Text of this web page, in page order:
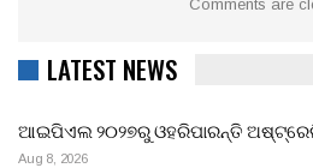
Comments are
LATEST NEWS
ଆଇପିଏଲ ୨୦୨୭ରୁ ଓହରିପାରନ୍ତି
Aug 8, 2026